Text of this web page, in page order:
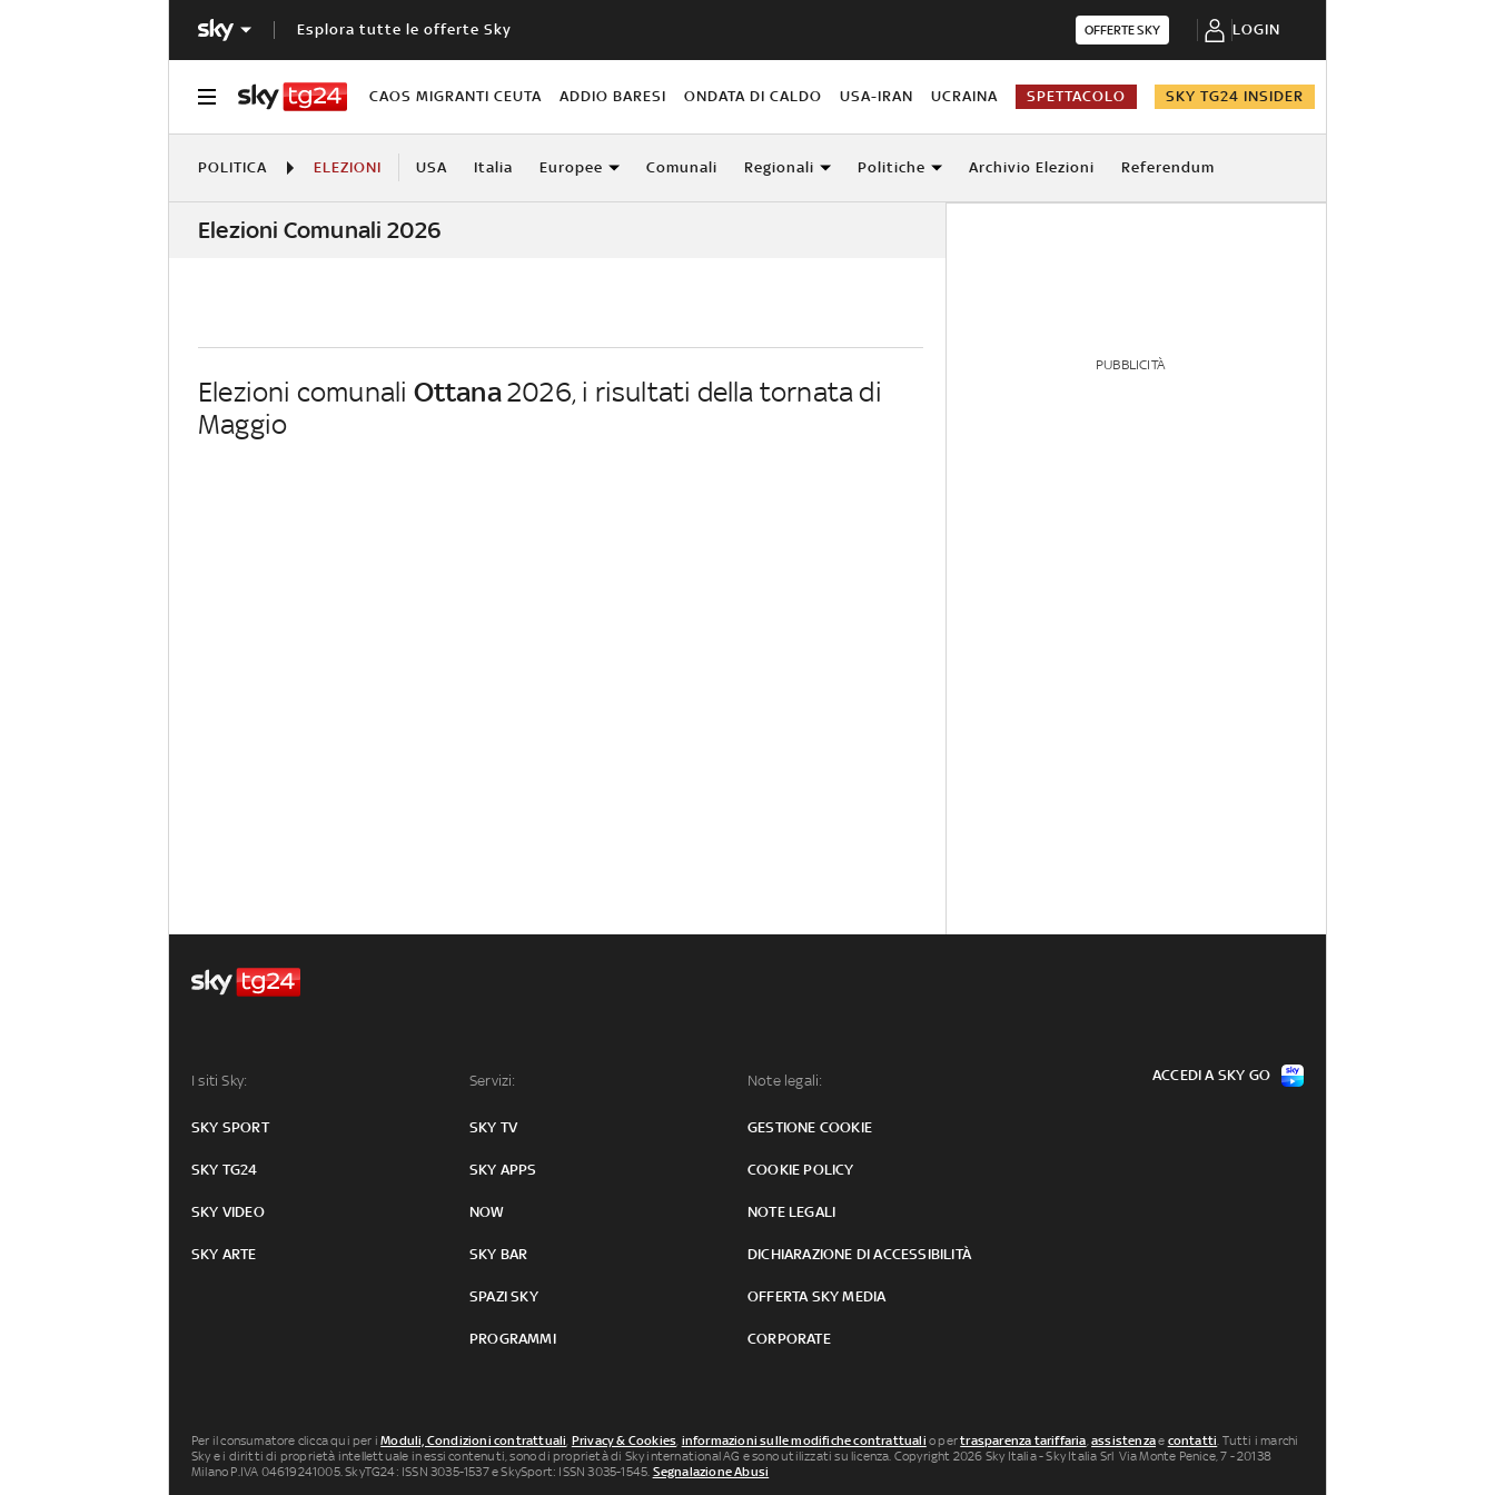
Esplora tutte le offerte Sky OFFERTE SKY LOGIN
CAOS MIGRANTI CEUTA ADDIO BARESI ONDATA DI CALDO USA-IRAN UCRAINA SPETTACOLO SKY TG24 INSIDER
POLITICA ELEZIONI USA Italia Europee Comunali Regionali Politiche Archivio Elezioni Referendum
Elezioni Comunali 2026
Elezioni comunali Ottana2026, i risultati della tornata di
Maggio
PUBBLICITÀ
I siti Sky:
SKY SPORT
SKY TG24
SKY VIDEO
SKY ARTE
Servizi:
SKY TV
SKY APPS
NOW
SKY BAR
SPAZI SKY
PROGRAMMI
Note legali:
GESTIONE COOKIE
COOKIE POLICY
NOTE LEGALI
DICHIARAZIONE DI ACCESSIBILITÀ
OFFERTA SKY MEDIA
CORPORATE
ACCEDI A SKY GO
Per il consumatore clicca qui per iModuli, Condizioni contrattuali, Privacy & Cookies, informazioni sulle modifiche contrattuali o pertrasparenza tariffaria,assistenzae contatti. Tutti i marchi
Sky e i diritti di proprietà intellettuale in essi contenuti, sono di proprietà di Sky international AG e sono utilizzati su licenza. Copyright 2026 Sky Italia - Sky Italia Srl Via Monte Penice, 7 - 20138
Milano P.IVA 04619241005. SkyTG24: ISSN 3035-1537 e SkySport: ISSN 3035-1545. Segnalazione Abusi